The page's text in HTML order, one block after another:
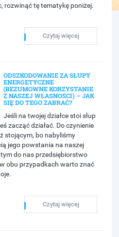
rozwinąć tę tematykę poniżej.
Czytaj więcej
ODSZKODOWANIE ZA SŁUPY
ENERGETYCZNE
(BEZUMOWNE KORZYSTANIE
Z NASZEJ WŁASNOŚCI) – JAK
SIĘ DO TEGO ZABRAĆ?
Jeśli na twojej działce stoi słup
zacząć działać. Do czynienie
stojącym, bo nabyliśmy
jego powstania na naszej
tym do nas przedsiębiorstwo
obu przypadkach warto znać
Czytaj więcej